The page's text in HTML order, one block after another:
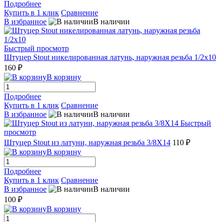
Подробнее
Купить в 1 клик Сравнение
В избранное
В наличии
Быстрый просмотр
Штуцер Stout никелированная латунь, наружная резьба 1/2x10
160 ₽
В корзину
Подробнее
Купить в 1 клик Сравнение
В избранное
В наличии
Быстрый
просмотр
Штуцер Stout из латуни, наружная резьба 3/8X14 110 ₽
В корзину
Подробнее
Купить в 1 клик Сравнение
В избранное
В наличии
100 ₽
В корзину